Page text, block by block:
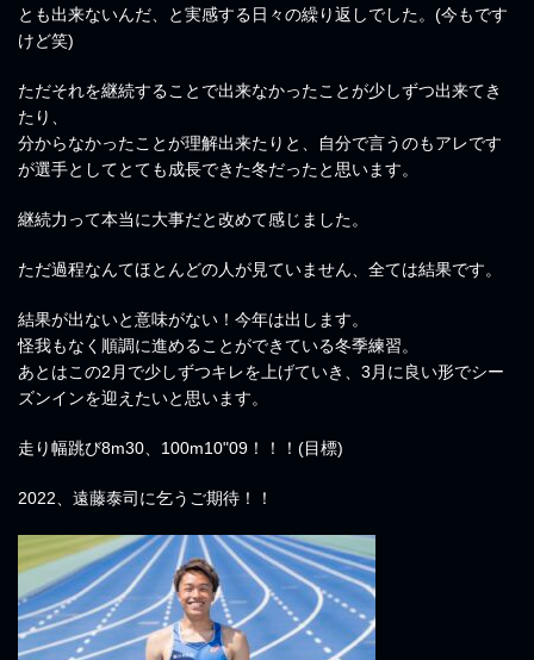
とも出来ないんだ、と実感する日々の繰り返しでした。(今もです
けど笑)
ただそれを継続することで出来なかったことが少しずつ出来てき
たり、
分からなかったことが理解出来たりと、自分で言うのもアレです
が選手としてとても成長できた冬だったと思います。
継続力って本当に大事だと改めて感じました。
ただ過程なんてほとんどの人が見ていません、全ては結果です。
結果が出ないと意味がない！今年は出します。
怪我もなく順調に進めることができている冬季練習。
あとはこの2月で少しずつキレを上げていき、3月に良い形でシー
ズンインを迎えたいと思います。
走り幅跳び8m30、100m10"09！！！(目標)
2022、遠藤泰司に乞うご期待！！